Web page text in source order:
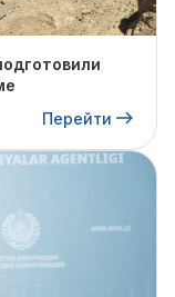
Перейти